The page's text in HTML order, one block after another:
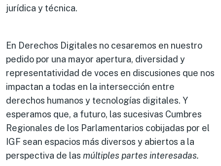
jurídica y técnica.
En Derechos Digitales no cesaremos en nuestro
pedido por una mayor apertura, diversidad y
representatividad de voces en discusiones que nos
impactan a todas en la intersección entre
derechos humanos y tecnologías digitales. Y
esperamos que, a futuro, las sucesivas Cumbres
Regionales de los Parlamentarios cobijadas por el
IGF sean espacios más diversos y abiertos a la
perspectiva de las múltiples partes interesadas.